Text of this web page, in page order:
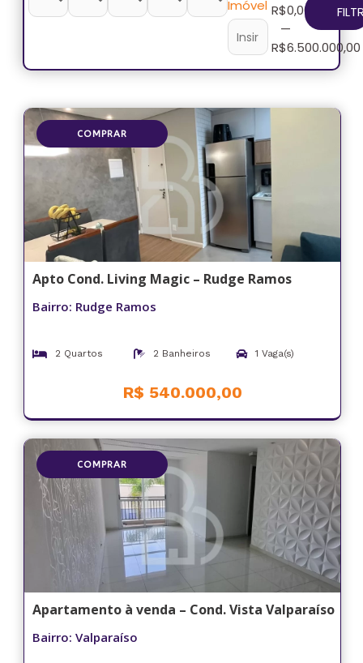
Imóvel R$0,00
—
R$6.500.000,00
COMPRAR
Apto Cond. Living Magic – Rudge Ramos
Bairro: Rudge Ramos
2 Quartos 2 Banheiros 1 Vaga(s)
R$ 540.000,00
COMPRAR
Apartamento à venda – Cond. Vista Valparaíso
Bairro: Valparaíso